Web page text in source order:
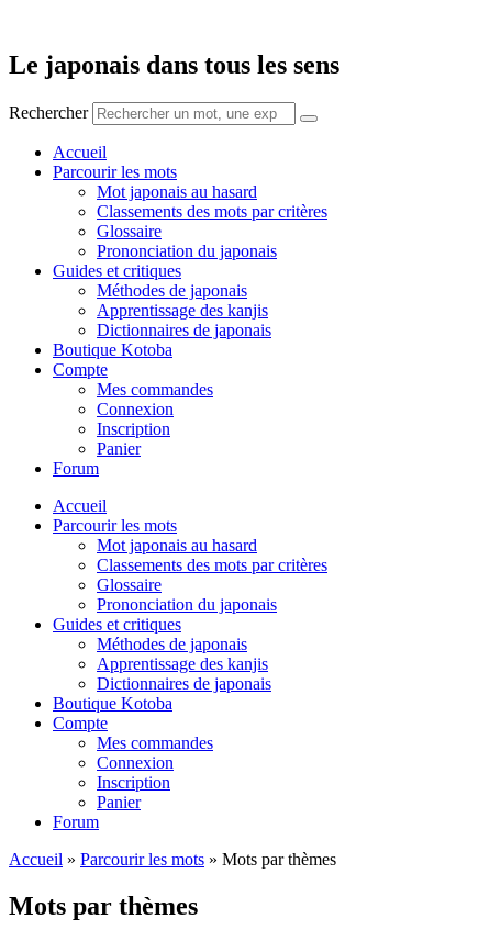
contenu
Le japonais dans tous les sens
Rechercher
Accueil
Parcourir les mots
Mot japonais au hasard
Classements des mots par critères
Glossaire
Prononciation du japonais
Guides et critiques
Méthodes de japonais
Apprentissage des kanjis
Dictionnaires de japonais
Boutique Kotoba
Compte
Mes commandes
Connexion
Inscription
Panier
Forum
Accueil
Parcourir les mots
Mot japonais au hasard
Classements des mots par critères
Glossaire
Prononciation du japonais
Guides et critiques
Méthodes de japonais
Apprentissage des kanjis
Dictionnaires de japonais
Boutique Kotoba
Compte
Mes commandes
Connexion
Inscription
Panier
Forum
Accueil » Parcourir les mots » Mots par thèmes
Mots par thèmes